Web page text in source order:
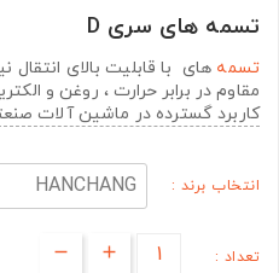
تسمه های سری D
تسمه های با قابلیت بالای انتقال
مقاوم در برابر حرارت ، روغن و
کاربرد گسترده در ماشین آلات
انتخاب برند :
تعداد :